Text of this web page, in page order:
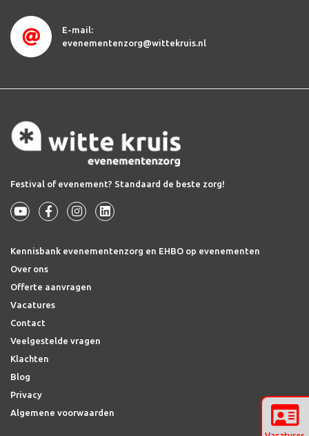
E-mail:
evenementenzorg@wittekruis.nl
Festival of evenement? Standaard de beste zorg!
Kennisbank evenementenzorg en EHBO op evenementen
Over ons
Offerte aanvragen
Vacatures
Contact
Veelgestelde vragen
Klachten
Blog
Privacy
Algemene voorwaarden